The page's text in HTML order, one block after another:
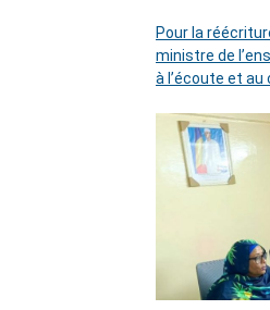
Pour la
ministre de
à l’écoute et